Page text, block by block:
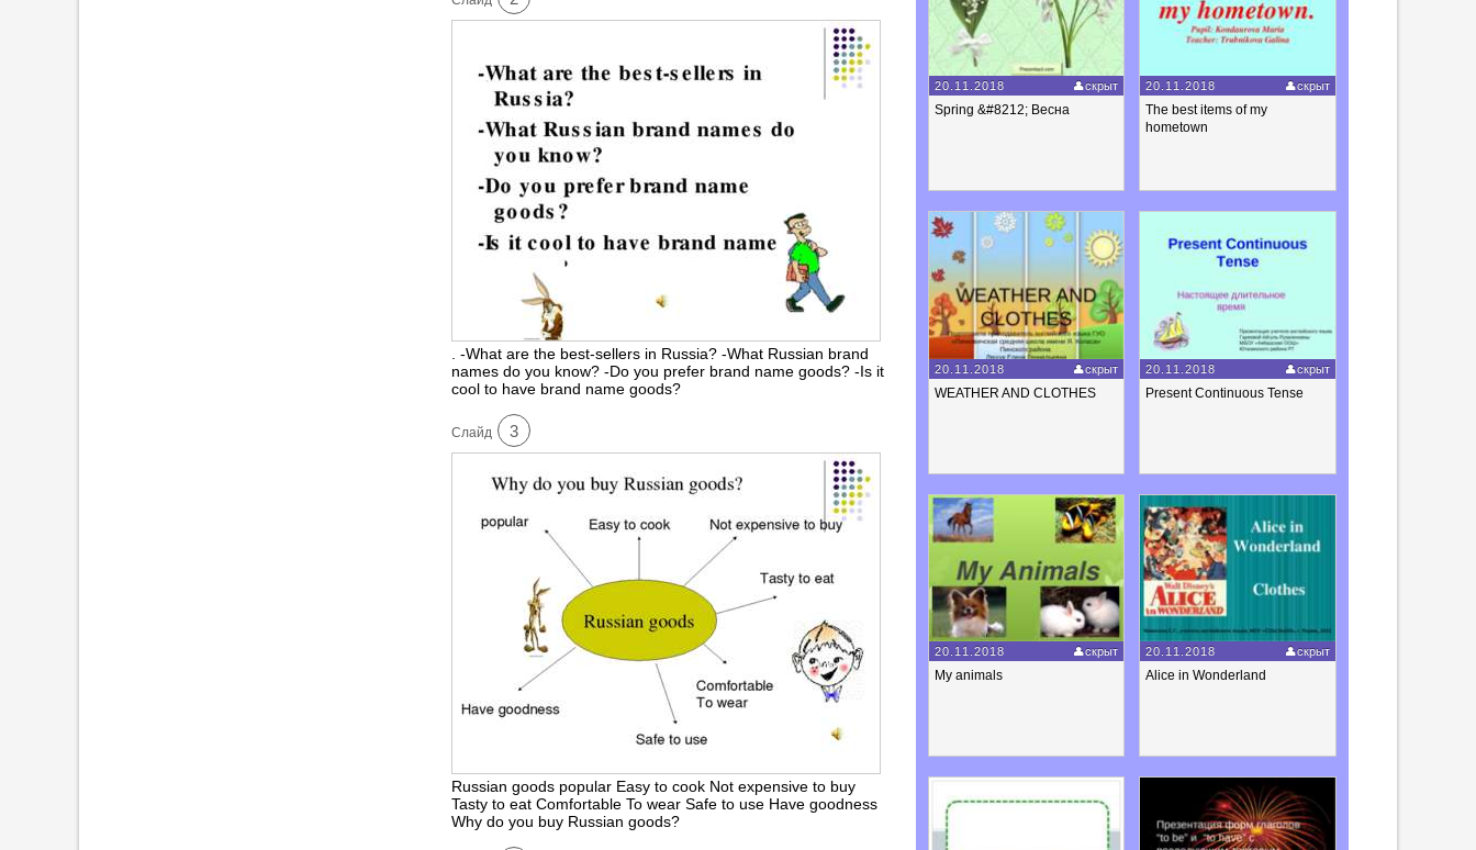
. -What are the best-sellers in Russia? -What Russian brand
names do you know? -Do you prefer brand name goods? -Is it
cool to have brand name goods?
Cлайд 3
Russian goods popular Easy to cook Not expensive to buy
Tasty to eat Comfortable To wear Safe to use Have goodness
Why do you buy Russian goods?
20.11.2018 скрыт
Spring &#8212; Весна
20.11.2018 скрыт
The best items of my
hometown
20.11.2018 скрыт
WEATHER AND CLOTHES
20.11.2018 скрыт
Present Continuous Tense
20.11.2018 скрыт
My animals
20.11.2018 скрыт
Alice in Wonderland